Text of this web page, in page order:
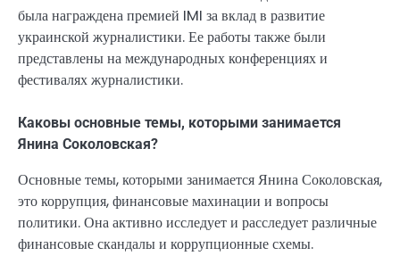
была награждена премией IMI за вклад в развитие
украинской журналистики. Ее работы также были
представлены на международных конференциях и
фестивалях журналистики.
Каковы основные темы, которыми занимается
Янина Соколовская?
Основные темы, которыми занимается Янина Соколовская,
это коррупция, финансовые махинации и вопросы
политики. Она активно исследует и расследует различные
финансовые скандалы и коррупционные схемы.